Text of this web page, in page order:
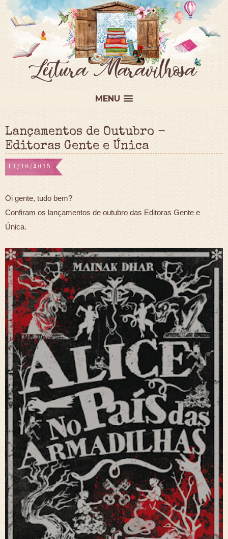
MENU
Lançamentos de Outubro -
Editoras Gente e Única
13/10/2015
Oi gente, tudo bem?
Confiram os lançamentos de outubro das Editoras Gente e
Única.